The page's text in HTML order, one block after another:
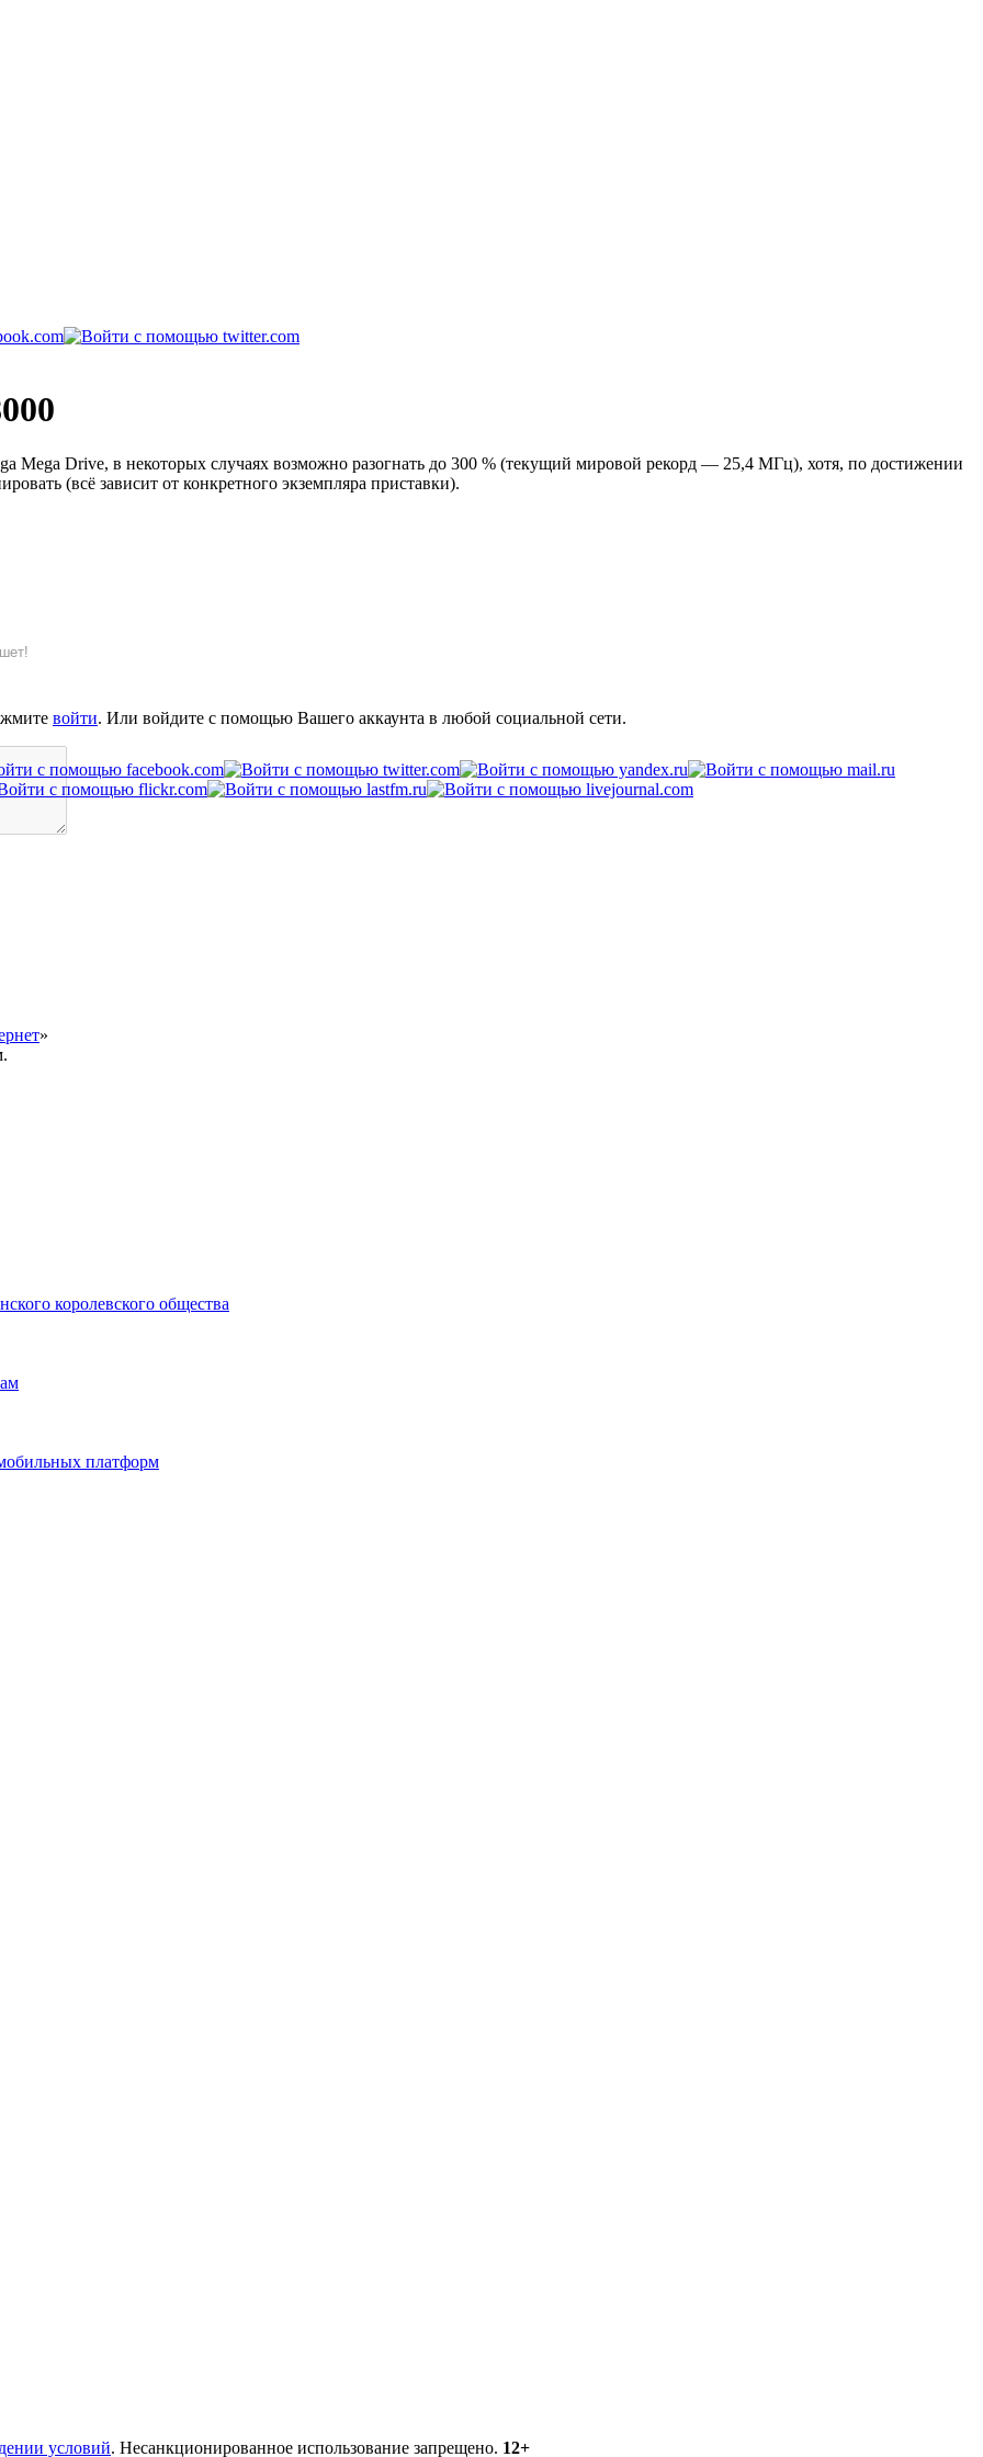
Mega Drive, в некоторых случаях возможно разогнать до 300 % (текущий мировой рекорд — 25,4 МГц), хотя, по достижении
(всё зависит от конкретного экземпляра приставки).
войти. Или войдите с помощью Вашего аккаунта в любой социальной сети.
»
королевского общества
платформ
условий. Несанкционированное использование запрещено. 12+